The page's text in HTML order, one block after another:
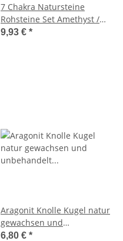
7 Chakra Natursteine
Rohsteine Set Amethyst /
Apatit / Jaspis rot /
9,93 € *
Aragonit Knolle Kugel natur
gewachsen und
unbehandelt ca.. 25-30 mm
6,80 € *